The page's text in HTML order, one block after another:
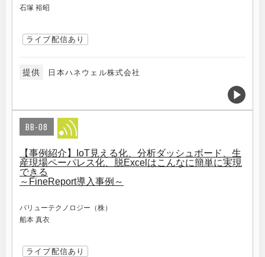
石塚 裕昭
ライブ配信あり
提供 日本ハネウェル株式会社
BB-08
【事例紹介】IoT見える化、分析ダッシュボード、生
産現場ペーパレス化、脱Excelはこんなに簡単に実現
できる
～FineReport導入事例～
バリューテクノロジー（株）
船本 真衣
ライブ配信あり